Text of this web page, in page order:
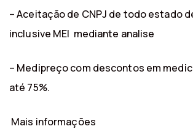
– Aceitação de CNPJ de todo estado
inclusive MEI mediante analise
– Medipreço com descontos em
até 75%.
Mais informações